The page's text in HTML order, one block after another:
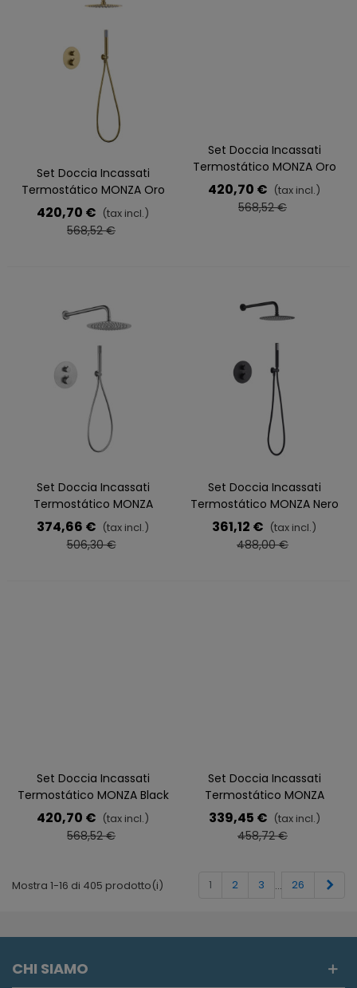
Set Doccia Incassati
Termostático MONZA Oro
420,70 € (tax incl.)
568,52 €
Set Doccia Incassati
Termostático MONZA Oro
Rosa
420,70 € (tax incl.)
568,52 €
Set Doccia Incassati
Termostático MONZA
Nichel
374,66 € (tax incl.)
506,30 €
Set Doccia Incassati
Termostático MONZA Nero
361,12 € (tax incl.)
488,00 €
Set Doccia Incassati
Termostático MONZA Black
Gun Metal
420,70 € (tax incl.)
568,52 €
Set Doccia Incassati
Termostático MONZA
Cromo
339,45 € (tax incl.)
458,72 €
Mostra 1-16 di 405 prodotto(i) 1 2 3 … 26
CHI SIAMO